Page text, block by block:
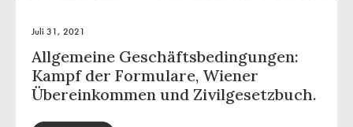
Juli 31, 2021
Allgemeine Geschäftsbedingungen:
Kampf der Formulare, Wiener
Übereinkommen und Zivilgesetzbuch.